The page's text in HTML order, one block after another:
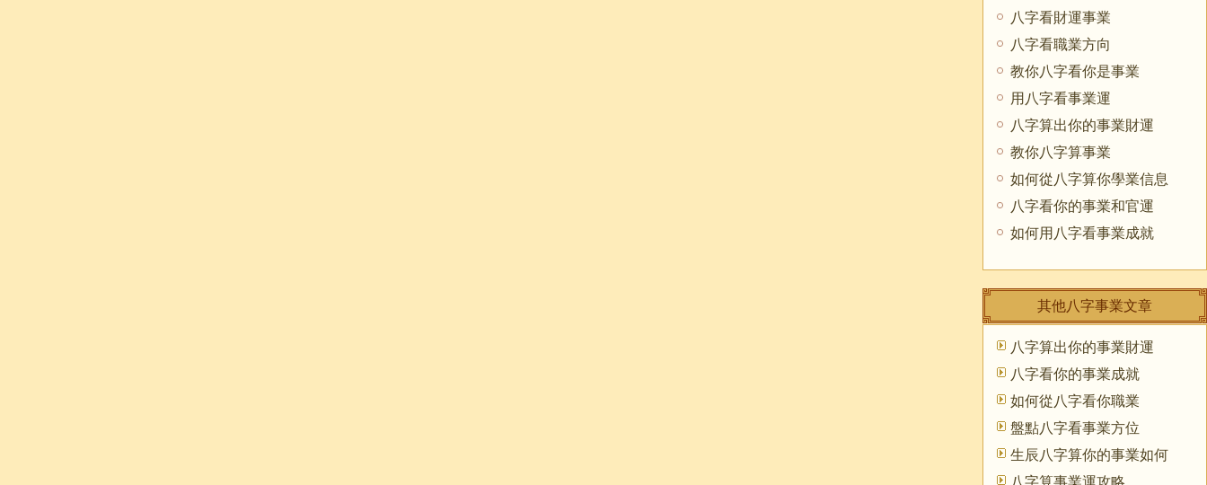
八字看財運事業
八字看職業方向
教你八字看你是事業
用八字看事業運
八字算出你的事業財運
教你八字算事業
如何從八字算你學業信息
八字看你的事業和官運
如何用八字看事業成就
其他八字事業文章
八字算出你的事業財運
八字看你的事業成就
如何從八字看你職業
盤點八字看事業方位
生辰八字算你的事業如何